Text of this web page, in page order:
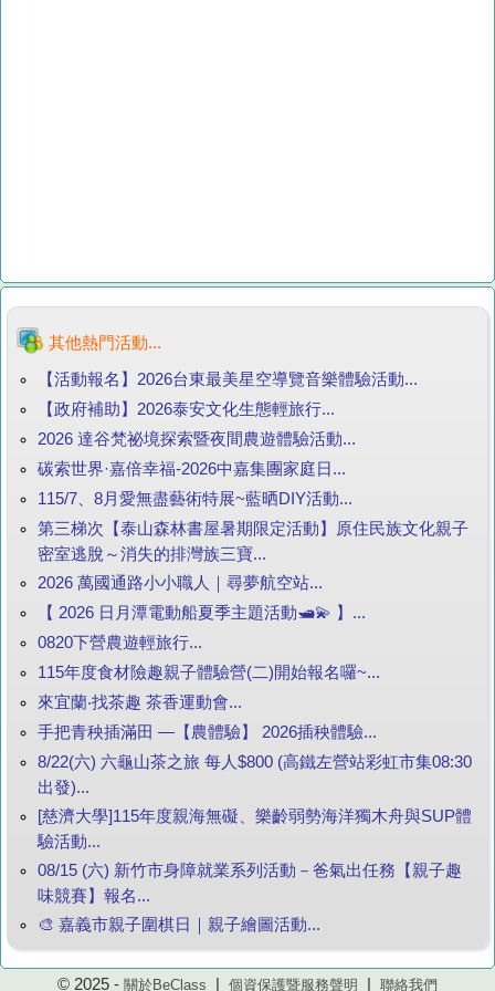
其他熱門活動...
【活動報名】2026台東最美星空導覽音樂體驗活動...
【政府補助】2026泰安文化生態輕旅行...
2026 達谷梵祕境探索暨夜間農遊體驗活動...
碳索世界·嘉倍幸福-2026中嘉集團家庭日...
115/7、8月愛無盡藝術特展~藍晒DIY活動...
第三梯次【泰山森林書屋暑期限定活動】原住民族文化親子
密室逃脫～消失的排灣族三寶...
2026 萬國通路小小職人｜尋夢航空站...
【 2026 日月潭電動船夏季主題活動🛥️💫 】...
0820下營農遊輕旅行...
115年度食材險趣親子體驗營(二)開始報名囉~...
來宜蘭‧找茶趣 茶香運動會...
手把青秧插滿田 —【農體驗】 2026插秧體驗...
8/22(六) 六龜山茶之旅 每人$800 (高鐵左營站彩虹市集08:30
出發)...
[慈濟大學]115年度親海無礙、樂齡弱勢海洋獨木舟與SUP體
驗活動...
08/15 (六) 新竹市身障就業系列活動－爸氣出任務【親子趣
味競賽】報名...
🎨 嘉義市親子圍棋日｜親子繪圖活動...
© 2025 - 關於BeClass 個資保護暨服務聲明 聯絡我們